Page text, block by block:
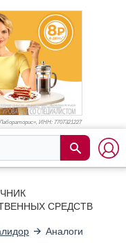
ИНН: 7707321227
СРЕДСТВ
Аналоги